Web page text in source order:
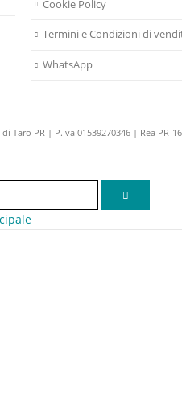
Cookie Policy
Termini e Condizioni di
WhatsApp
Taro PR | P.Iva 01539270346 | Rea PR-